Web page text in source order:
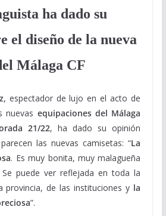
ha dado su
el diseño de la nueva
Málaga CF
, espectador de lujo en el acto de
nuevas equipaciones del Málaga
21/22, ha dado su opinión
las nuevas camisetas: “La
. Es muy bonita, muy malagueña
puede ver reflejada en toda la
provincia, de las instituciones y la
”.